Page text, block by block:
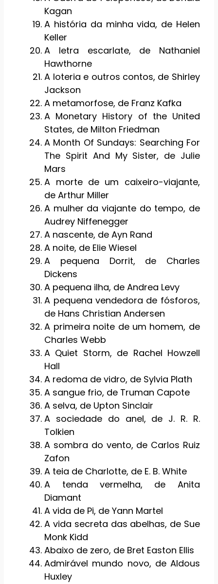
Kagan
A história da minha vida, de Helen
Keller
A letra escarlate, de Nathaniel
Hawthorne
A loteria e outros contos, de Shirley
Jackson
A metamorfose, de Franz Kafka
A Monetary History of the United
States, de Milton Friedman
A Month Of Sundays: Searching For
The Spirit And My Sister, de Julie
Mars
A morte de um caixeiro-viajante,
de Arthur Miller
A mulher da viajante do tempo, de
Audrey Niffenegger
A nascente, de Ayn Rand
A noite, de Elie Wiesel
A pequena Dorrit, de Charles
Dickens
A pequena ilha, de Andrea Levy
A pequena vendedora de fósforos,
de Hans Christian Andersen
A primeira noite de um homem, de
Charles Webb
A Quiet Storm, de Rachel Howzell
Hall
A redoma de vidro, de Sylvia Plath
A sangue frio, de Truman Capote
A selva, de Upton Sinclair
A sociedade do anel, de J. R. R.
Tolkien
A sombra do vento, de Carlos Ruiz
Zafon
A teia de Charlotte, de E. B. White
A tenda vermelha, de Anita
Diamant
A vida de Pi, de Yann Martel
A vida secreta das abelhas, de Sue
Monk Kidd
Abaixo de zero, de Bret Easton Ellis
Admirável mundo novo, de Aldous
Huxley